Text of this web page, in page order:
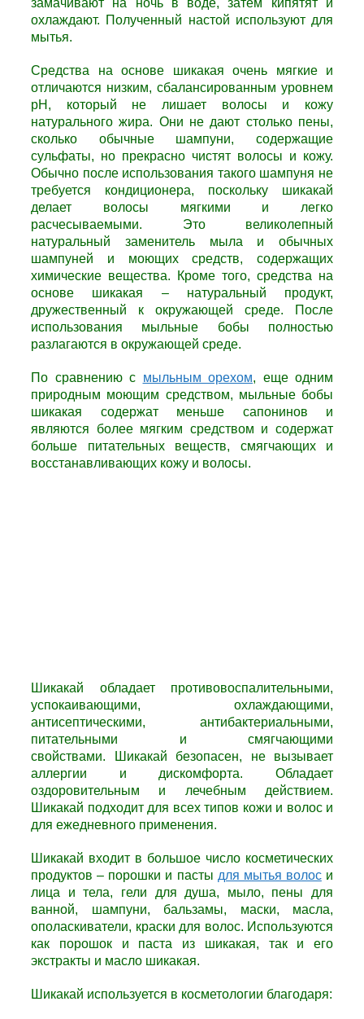
охлаждают. Полученный настой используют для
мытья.
Средства на основе шикакая очень мягкие и
отличаются низким, сбалансированным уровнем
pH, который не лишает волосы и кожу
натурального жира. Они не дают столько пены,
сколько обычные шампуни, содержащие
сульфаты, но прекрасно чистят волосы и кожу.
Обычно после использования такого шампуня не
требуется кондиционера, поскольку шикакай
делает волосы мягкими и легко
расчесываемыми. Это великолепный
натуральный заменитель мыла и обычных
шампуней и моющих средств, содержащих
химические вещества. Кроме того, средства на
основе шикакая – натуральный продукт,
дружественный к окружающей среде. После
использования мыльные бобы полностью
разлагаются в окружающей среде.
По сравнению с мыльным орехом, еще одним
природным моющим средством, мыльные бобы
шикакая содержат меньше сапонинов и
являются более мягким средством и содержат
больше питательных веществ, смягчающих и
восстанавливающих кожу и волосы.
Шикакай обладает противовоспалительными,
успокаивающими, охлаждающими,
антисептическими, антибактериальными,
питательными и смягчающими
свойствами.
Шикакай безопасен, не вызывает
аллергии и дискомфорта. Обладает
оздоровительным и лечебным действием.
Шикакай подходит для всех типов кожи и волос и
для ежедневного применения.
Шикакай входит в большое число косметических
продуктов – порошки и пасты для мытья волоси
лица и тела, гели для душа, мыло, пены для
ванной, шампуни, бальзамы, маски, масла,
ополаскиватели, краски для волос. Используются
как порошок и паста из шикакая, так и его
экстракты и масло шикакая.
Шикакай используется в косметологии благодаря: